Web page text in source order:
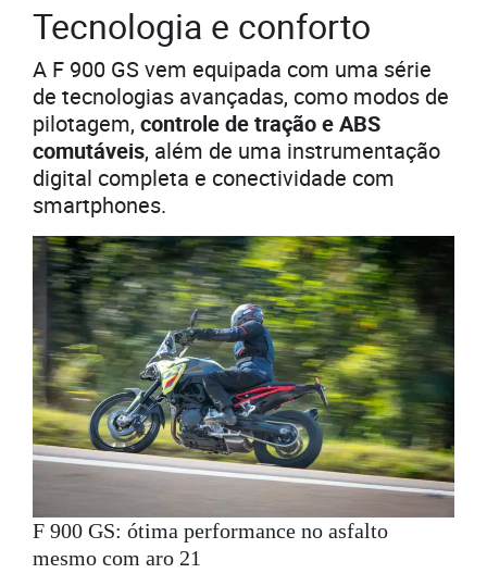
Tecnologia e conforto
A F 900 GS vem equipada com uma série
de tecnologias avançadas, como modos de
pilotagem, controle de tração e ABS
comutáveis, além de uma instrumentação
digital completa e conectividade com
smartphones.
F 900 GS: ótima performance no asfalto
mesmo com aro 21